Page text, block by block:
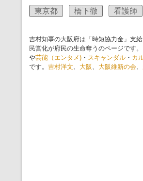
東京都 橋下徹 看護師
吉村知事の大阪府は「時短協力金」支
民営化が府民の生命奪うのページです。
や芸能（エンタメ) ・ スキャンダル ・ カ
です。 吉村洋文、 大阪、 大阪維新の会、